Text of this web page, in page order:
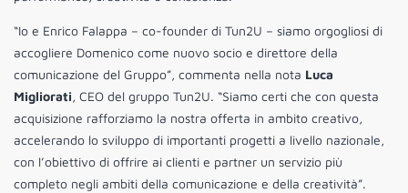
“Io e Enrico Falappa – co-founder di Tun2U – siamo orgogliosi di
accogliere Domenico come nuovo socio e direttore della
comunicazione del Gruppo”, commenta nella nota Luca
Migliorati, CEO del gruppo Tun2U. “Siamo certi che con questa
acquisizione rafforziamo la nostra offerta in ambito creativo,
accelerando lo sviluppo di importanti progetti a livello nazionale,
con l’obiettivo di offrire ai clienti e partner un servizio più
completo negli ambiti della comunicazione e della creatività”.